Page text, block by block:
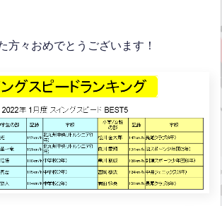
方々おめでとうございます！